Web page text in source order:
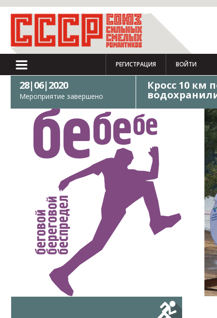
РЕГИСТРАЦИЯ ВОЙТИ
28|06|2020
Мероприятие завершено
Кросс 10 км